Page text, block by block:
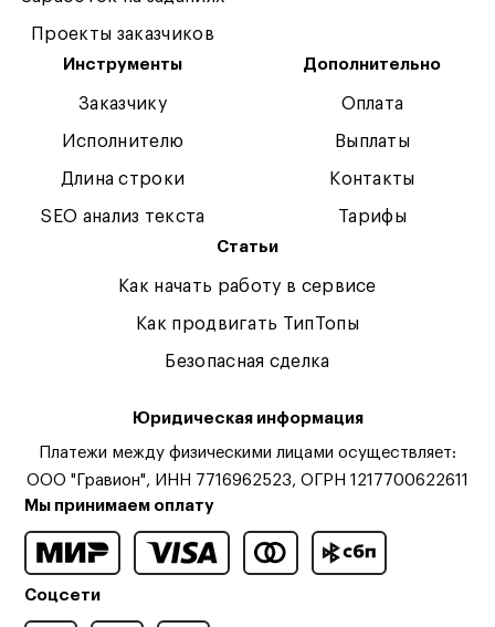
Проекты заказчиков
Инструменты
Заказчику
Исполнителю
Длина строки
SEO анализ текста
Дополнительно
Оплата
Выплаты
Контакты
Тарифы
Статьи
Как начать работу в сервисе
Как продвигать ТипТопы
Безопасная сделка
Юридическая информация
Платежи между физическими лицами осуществляет:
ООО "Гравион", ИНН 7716962523, ОГРН 1217700622611
Мы принимаем оплату
Соцсети